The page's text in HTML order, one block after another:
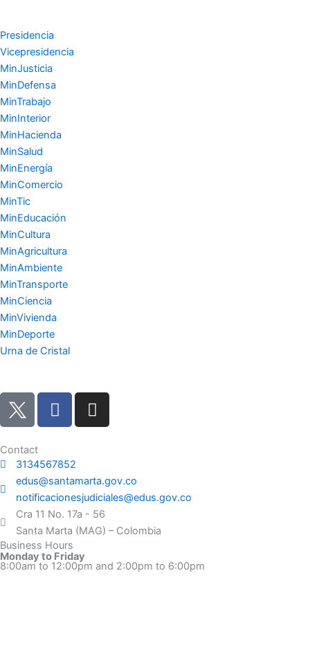
Presidencia
Vicepresidencia
MinJusticia
MinDefensa
MinTrabajo
MinInterior
MinHacienda
MinSalud
MinEnergía
MinComercio
MinTic
MinEducación
MinCultura
MinAgricultura
MinAmbiente
MinTransporte
MinCiencia
MinVivienda
MinDeporte
Urna de Cristal
F
a
b
o
o
k
I
n
g
r
a
m
Contact
3134567852
edus@santamarta.gov.co
notificacionesjudiciales@edus.gov.co
Cra 11 No. 17a - 56
Santa Marta (MAG) – Colombia
Business Hours
Monday to Friday
8:00am to 12:00pm and 2:00pm to 6:00pm